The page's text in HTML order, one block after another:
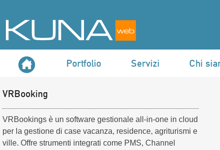
Portfolio Servizi Chi
VRBooking
VRBookings è un software gestionale all-in-one in cloud
per la gestione di case vacanza, residence, agriturismi e
ville. Offre strumenti integrati come PMS, Channel